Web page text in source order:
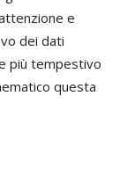
e
dei dati
più tempestivo
questa